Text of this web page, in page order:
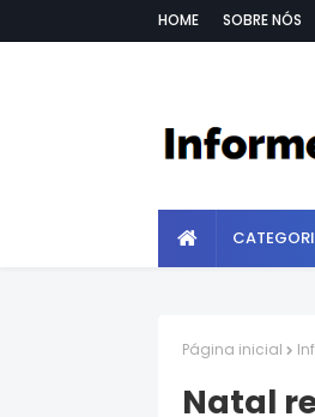
HOME SOBRE NÓS
Página inicial
Natal